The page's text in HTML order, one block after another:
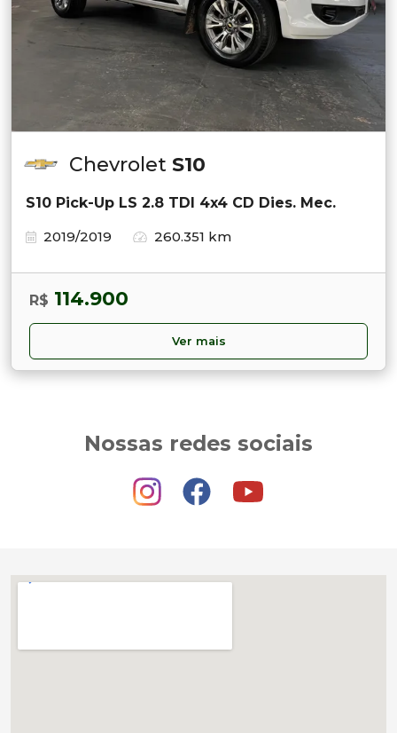
Chevrolet S10
S10 Pick-Up LS 2.8 TDI 4x4 CD Dies. Mec.
2019/2019
260.351 km
R$ 114.900
Ver mais
Nossas redes sociais